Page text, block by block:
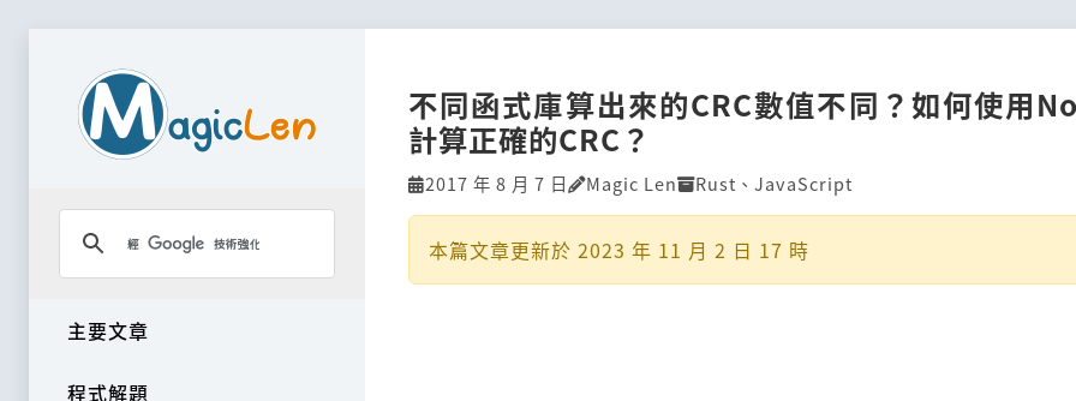
主要文章
程式解題
不同函式庫算出來的CRC數值不同？如何使用
計算正確的CRC？
2017 年 8 月 7 日 Magic Len Rust 、 JavaScript
本篇文章更新於 2023 年 11 月 2 日 17 時